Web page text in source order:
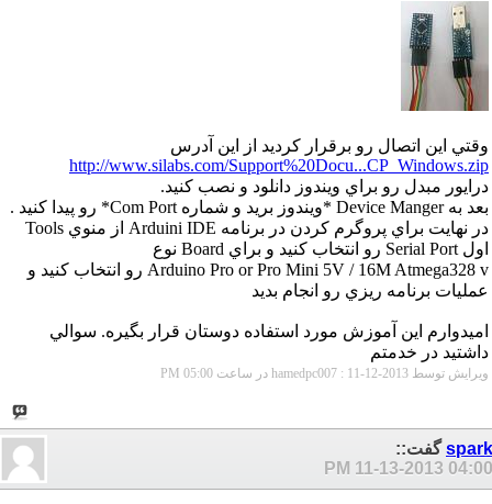
وقتي اين اتصال رو برقرار کرديد از اين آدرس
http://www.silabs.com/Support%20Docu...CP_Windows.zip
درايور مبدل رو براي ويندوز دانلود و نصب کنيد.
بعد به Device Manger *ويندوز بريد و شماره Com Port* رو پيدا کنيد .
در نهايت براي پروگرم کردن در برنامه Arduini IDE از منوي Tools
اول Serial Port رو انتخاب کنيد و براي Board نوع
Arduino Pro or Pro Mini 5V / 16M Atmega328 v رو انتخاب کنيد و
عمليات برنامه ريزي رو انجام بديد
اميدوارم اين آموزش مورد استفاده دوستان قرار بگيره. سوالي
داشتيد در خدمتم
ویرایش توسط hamedpc007 : 11-12-2013 در ساعت 05:00 PM
sparkگفت::
11-13-2013 04:00 PM